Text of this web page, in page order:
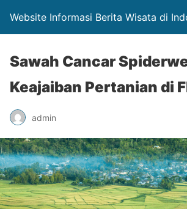
Website Informasi Berita Wisata di
Sawah Cancar
Keajaiban Pertanian di
admin